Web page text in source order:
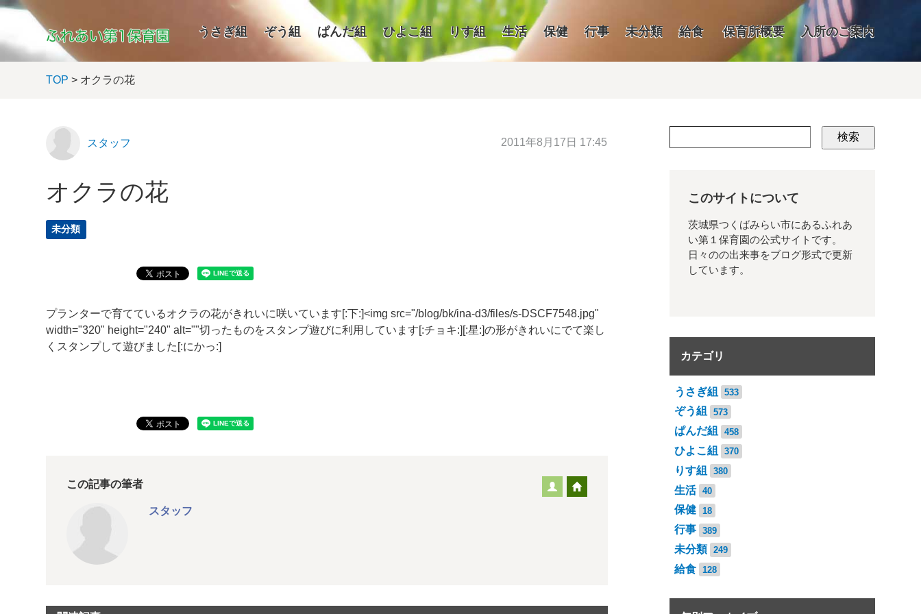
うさぎ組 ぞう組 ぱんだ組 ひよこ組 りす組 生活 保健 行事 未分類 給食 保育所概要 入所のご案内
TOP > オクラの花
スタッフ 2011年8月17日 17:45
オクラの花
未分類
プランターで育てているオクラの花がきれいに咲いています[:下:]<img src="/blog/bk/ina-d3/files/s-DSCF7548.jpg"
width="320" height="240" alt=""切ったものをスタンプ遊びに利用しています[:チョキ:][:星:]の形がきれいにでて楽し
くスタンプして遊びました[:にかっ:]
この記事の筆者
スタッフ
検索
このサイトについて
茨城県つくばみらい市にあるふれあ
い第１保育園の公式サイトです。
日々のの出来事をブログ形式で更新
しています。
カテゴリ
うさぎ組 533
ぞう組 573
ぱんだ組 458
ひよこ組 370
りす組 380
生活 40
保健 18
行事 389
未分類 249
給食 128